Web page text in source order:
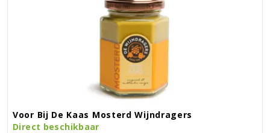
Voor Bij De Kaas Mosterd Wijndragers
Direct beschikbaar